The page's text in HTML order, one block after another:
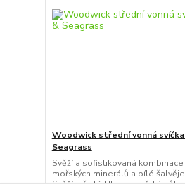
Woodwick střední vonná
Seagrass
Svěží a sofistikovaná
mořských minerálů a bílé
Svěží a čisté Hlava: mořská sůl,